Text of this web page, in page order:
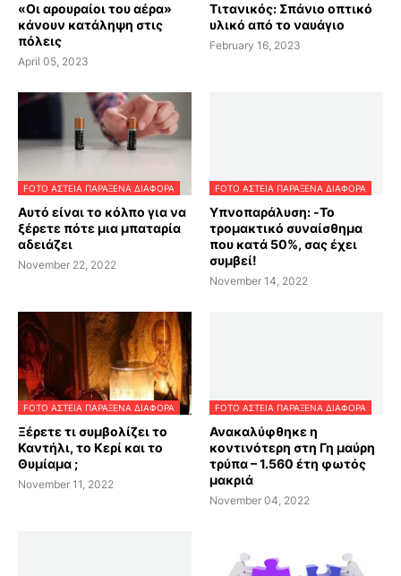
«Οι αρουραίοι του αέρα»
κάνουν κατάληψη στις
πόλεις
April 05, 2023
Τιτανικός: Σπάνιο οπτικό
υλικό από το ναυάγιο
February 16, 2023
FOTO ΑΣΤΕΙΑ ΠΑΡΑΞΕΝΑ ΔΙΑΦΟΡΑ
Αυτό είναι το κόλπο για να
ξέρετε πότε μια μπαταρία
αδειάζει
November 22, 2022
FOTO ΑΣΤΕΙΑ ΠΑΡΑΞΕΝΑ ΔΙΑΦΟΡΑ
Υπνοπαράλυση: -Το
τρομακτικό συναίσθημα
που κατά 50%, σας έχει
συμβεί!
November 14, 2022
FOTO ΑΣΤΕΙΑ ΠΑΡΑΞΕΝΑ ΔΙΑΦΟΡΑ
Ξέρετε τι συμβολίζει το
Καντήλι, το Κερί και το
Θυμίαμα ;
November 11, 2022
FOTO ΑΣΤΕΙΑ ΠΑΡΑΞΕΝΑ ΔΙΑΦΟΡΑ
Ανακαλύφθηκε η
κοντινότερη στη Γη μαύρη
τρύπα – 1.560 έτη φωτός
μακριά
November 04, 2022